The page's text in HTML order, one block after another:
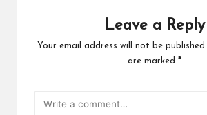
Leave a Reply
Your email address will not be published.
are marked *